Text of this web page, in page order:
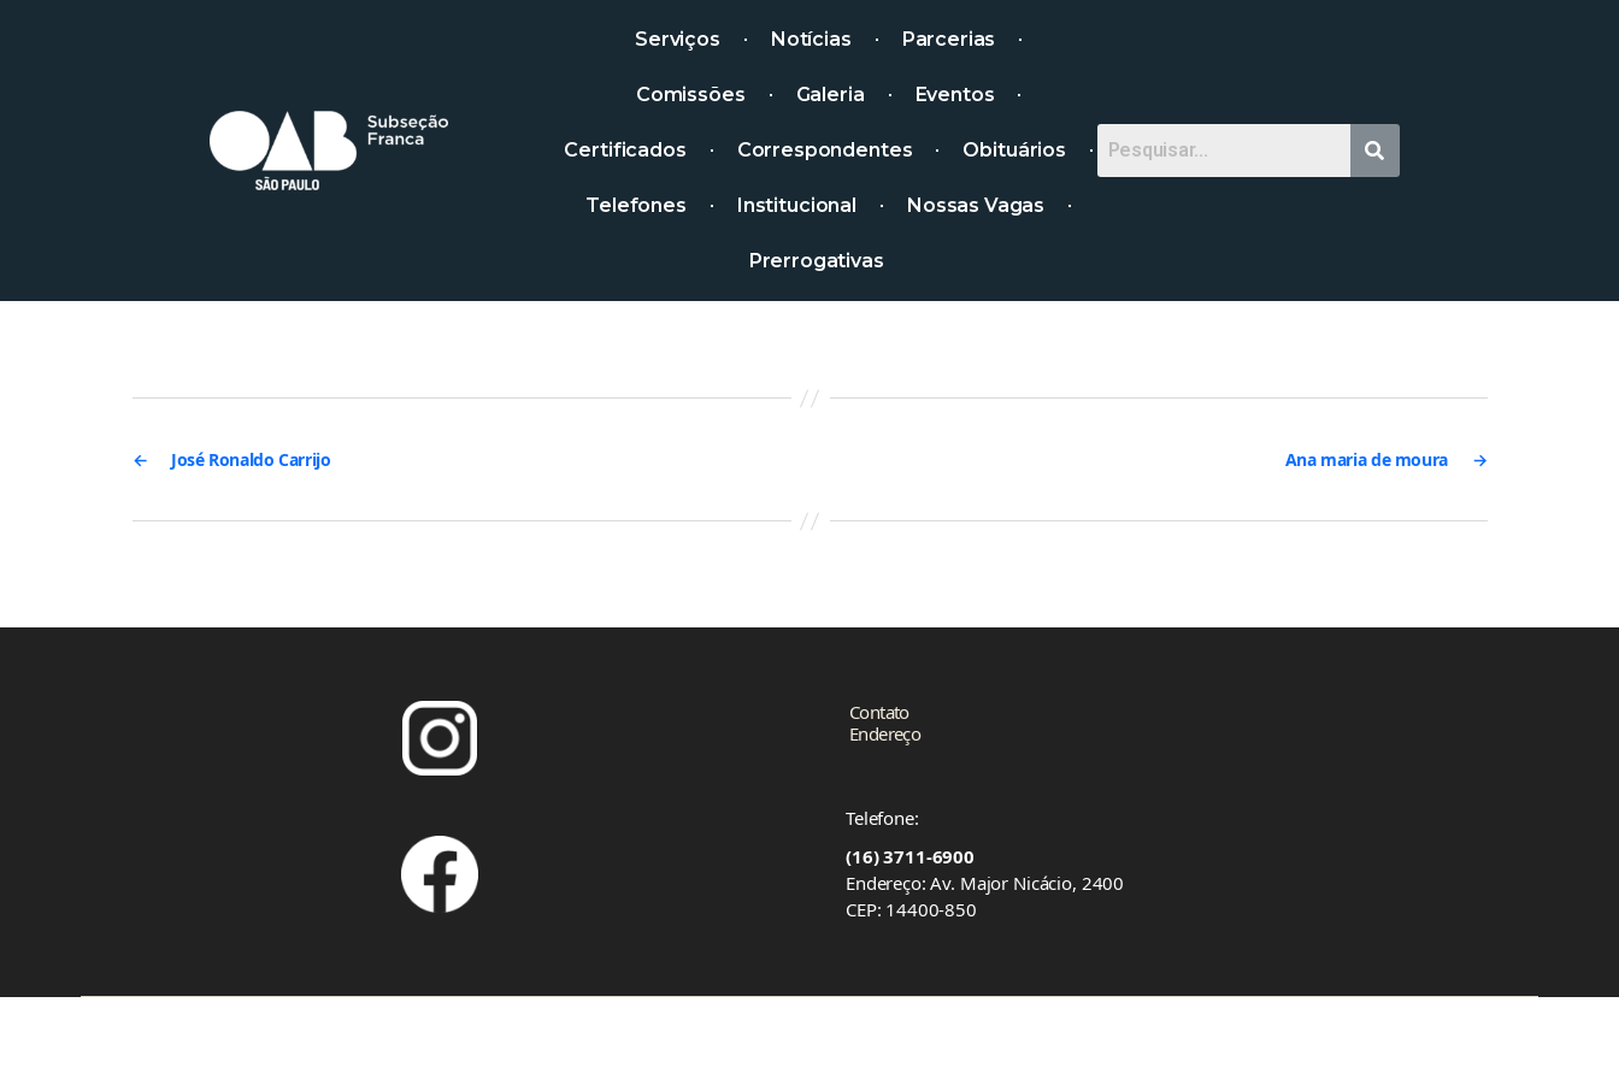
Serviços Notícias Parcerias
Comissões Galeria Eventos
Certificados Correspondentes Obituários
Telefones Institucional Nossas Vagas
Prerrogativas
← José Ronaldo Carrijo →
Ana maria de moura
Contato
Endereço
Telefone:
(16) 3711-6900
Endereço: Av. Major Nicácio, 2400
CEP: 14400-850